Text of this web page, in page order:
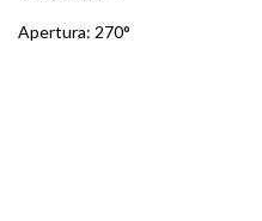
Apertura: 270°